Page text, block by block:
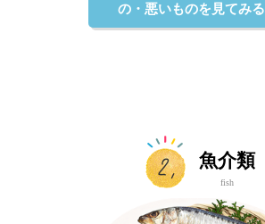
の・悪いものを見てみる
魚介類
fish